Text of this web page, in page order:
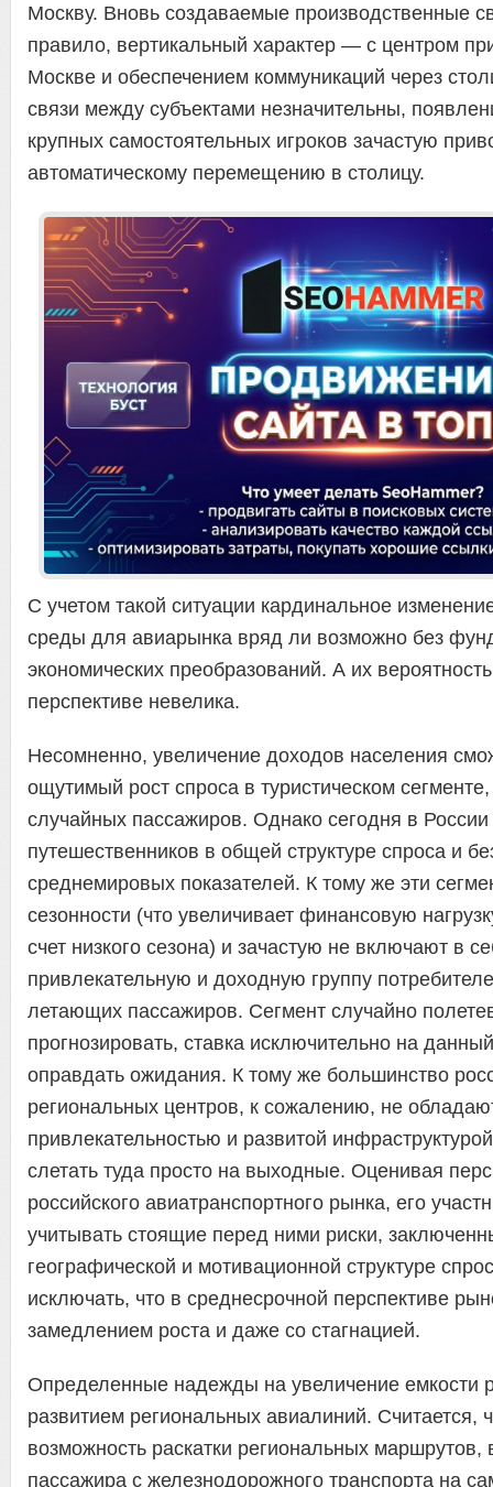
Москву. Вновь создаваемые производственные
правило, вертикальный характер — с центром
Москве и обеспечением коммуникаций через
связи между субъектами незначительны,
крупных самостоятельных игроков зачастую
автоматическому перемещению в столицу.
С учетом такой ситуации кардинальное
среды для авиарынка вряд ли возможно без
экономических преобразований. А их
перспективе невелика.
Несомненно, увеличение доходов населения
ощутимый рост спроса в туристическом
случайных пассажиров. Однако сегодня в
путешественников в общей структуре спроса и
среднемировых показателей. К тому же эти
сезонности (что увеличивает финансовую
счет низкого сезона) и зачастую не включают в
привлекательную и доходную группу
летающих пассажиров. Сегмент случайно
прогнозировать, ставка исключительно на
оправдать ожидания. К тому же большинство
региональных центров, к сожалению, не
привлекательностью и развитой
слетать туда просто на выходные. Оценивая
российского авиатранспортного рынка, его
учитывать стоящие перед ними риски,
географической и мотивационной структуре
исключать, что в среднесрочной перспективе
замедлением роста и даже со стагнацией.
Определенные надежды на увеличение емкости
развитием региональных авиалиний. Считается,
возможность раскатки региональных маршрутов,
пассажира с железнодорожного транспорта на